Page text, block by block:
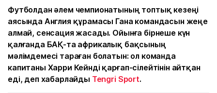
Футболдан әлем чемпионатының топтық кезеңі
аясында Англия құрамасы Гана командасын жеңе
алмай, сенсация жасады. Ойынға бірнеше күн
қалғанда БАҚ-та африкалық бақсының
мәлімдемесі тараған болатын: ол команда
капитаны Харри Кейнді қарғап-сілейтінін айтқан
еді, деп хабарлайды Tengri Sport.